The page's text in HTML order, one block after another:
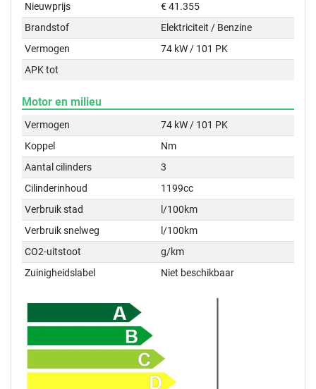
Nieuwprijs
€ 41.355
Brandstof
Elektriciteit / Benzine
Vermogen
74 kW / 101 PK
APK tot
Motor en milieu
Vermogen
74 kW / 101 PK
Koppel
Nm
Aantal cilinders
3
Cilinderinhoud
1199cc
Verbruik stad
l/100km
Verbruik snelweg
l/100km
CO2-uitstoot
g/km
Zuinigheidslabel
Niet beschikbaar